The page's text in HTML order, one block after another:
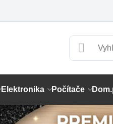
Elektronika Počítače